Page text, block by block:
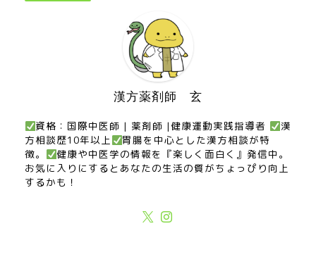
漢方薬剤師 玄
資格：国際中医師 | 薬剤師 |健康運動実践指導者
漢
方相談歴10年以上
胃腸を中心とした漢方相談が特
徴。
健康や中医学の情報を『楽しく面白く』発信中。
お気に入りにするとあなたの生活の質がちょっぴり向上
するかも！